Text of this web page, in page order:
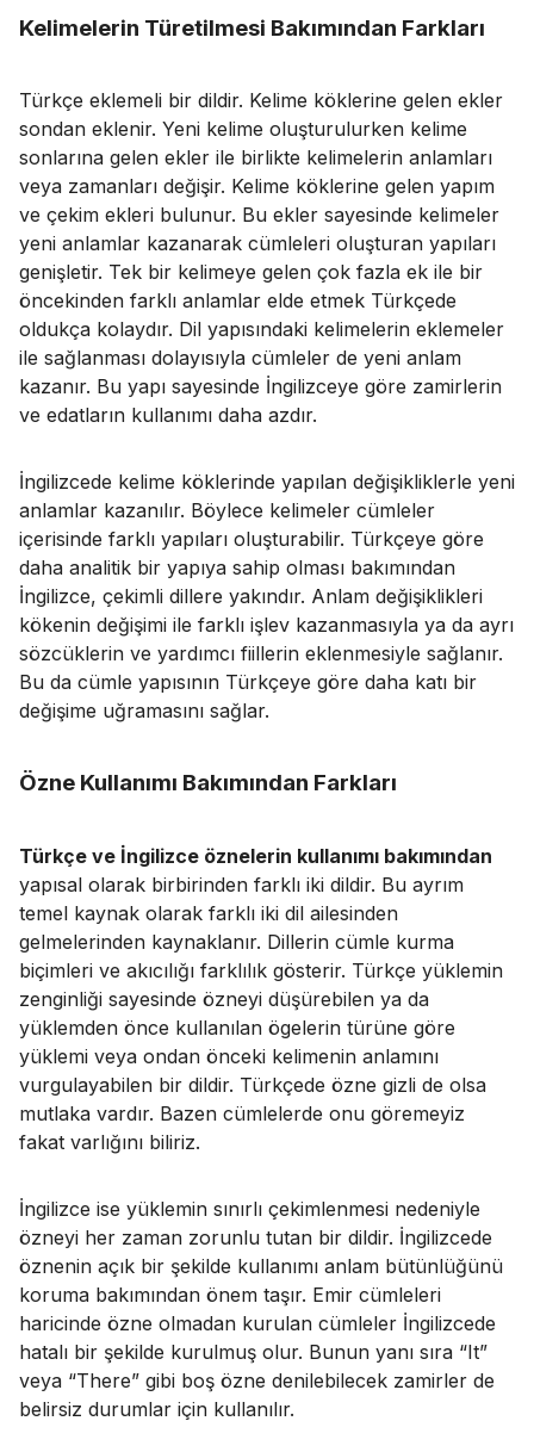
Kelimelerin Türetilmesi Bakımından Farkları
Türkçe eklemeli bir dildir. Kelime köklerine gelen ekler
sondan eklenir. Yeni kelime oluşturulurken kelime
sonlarına gelen ekler ile birlikte kelimelerin anlamları
veya zamanları değişir. Kelime köklerine gelen yapım
ve çekim ekleri bulunur. Bu ekler sayesinde kelimeler
yeni anlamlar kazanarak cümleleri oluşturan yapıları
genişletir. Tek bir kelimeye gelen çok fazla ek ile bir
öncekinden farklı anlamlar elde etmek Türkçede
oldukça kolaydır. Dil yapısındaki kelimelerin eklemeler
ile sağlanması dolayısıyla cümleler de yeni anlam
kazanır. Bu yapı sayesinde İngilizceye göre zamirlerin
ve edatların kullanımı daha azdır.
İngilizcede kelime köklerinde yapılan değişikliklerle yeni
anlamlar kazanılır. Böylece kelimeler cümleler
içerisinde farklı yapıları oluşturabilir. Türkçeye göre
daha analitik bir yapıya sahip olması bakımından
İngilizce, çekimli dillere yakındır. Anlam değişiklikleri
kökenin değişimi ile farklı işlev kazanmasıyla ya da ayrı
sözcüklerin ve yardımcı fiillerin eklenmesiyle sağlanır.
Bu da cümle yapısının Türkçeye göre daha katı bir
değişime uğramasını sağlar.
Özne Kullanımı Bakımından Farkları
Türkçe ve İngilizce öznelerin kullanımı bakımından
yapısal olarak birbirinden farklı iki dildir. Bu ayrım
temel kaynak olarak farklı iki dil ailesinden
gelmelerinden kaynaklanır. Dillerin cümle kurma
biçimleri ve akıcılığı farklılık gösterir. Türkçe yüklemin
zenginliği sayesinde özneyi düşürebilen ya da
yüklemden önce kullanılan ögelerin türüne göre
yüklemi veya ondan önceki kelimenin anlamını
vurgulayabilen bir dildir. Türkçede özne gizli de olsa
mutlaka vardır. Bazen cümlelerde onu göremeyiz
fakat varlığını biliriz.
İngilizce ise yüklemin sınırlı çekimlenmesi nedeniyle
özneyi her zaman zorunlu tutan bir dildir. İngilizcede
öznenin açık bir şekilde kullanımı anlam bütünlüğünü
koruma bakımından önem taşır. Emir cümleleri
haricinde özne olmadan kurulan cümleler İngilizcede
hatalı bir şekilde kurulmuş olur. Bunun yanı sıra “It”
veya “There” gibi boş özne denilebilecek zamirler de
belirsiz durumlar için kullanılır.